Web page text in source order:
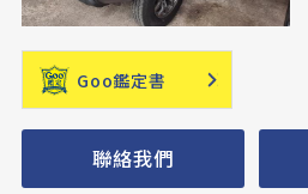
Goo鑑定書
聯絡我們